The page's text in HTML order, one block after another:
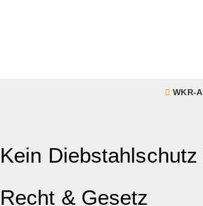
WKR-
Kein
Recht & Gesetz